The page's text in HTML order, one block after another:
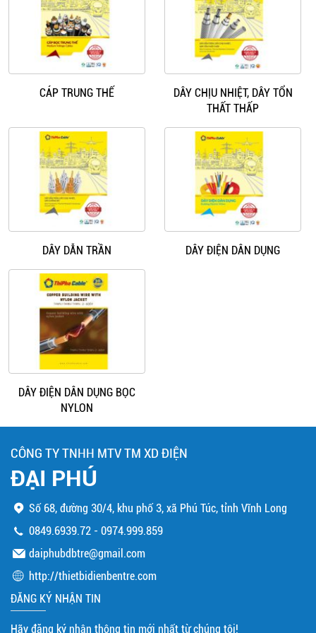
CÁP TRUNG THẾ
DÂY CHỊU NHIỆT, DÂY TỔN
THẤT THẤP
DÂY DẪN TRẦN DÂY ĐIỆN DÂN DỤNG
DÂY ĐIỆN DÂN DỤNG BỌC
NYLON
CÔNG TY TNHH MTV TM XD ĐIỆN
ĐẠI PHÚ
Số 68, đường 30/4, khu phố 3, xã Phú Túc, tỉnh Vĩnh Long
0849.6939.72 -0974.999.859
daiphubdbtre@gmail.com
http://thietbidienbentre.com
ĐĂNG KÝ NHẬN TIN
Hãy đăng ký nhận thông tin mới nhất từ chúng tôi!